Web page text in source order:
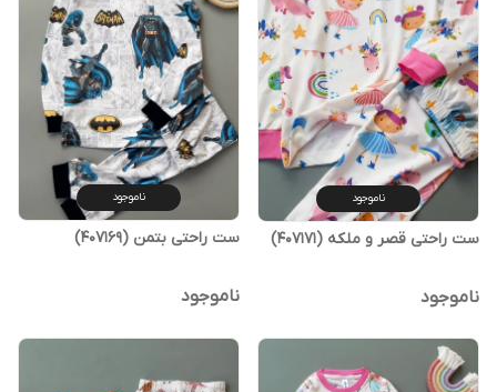
ناموجود
ست راحتی قصر و ملکه (407171)
ناموجود
ناموجود
ست راحتی بتمن (407169)
ناموجود